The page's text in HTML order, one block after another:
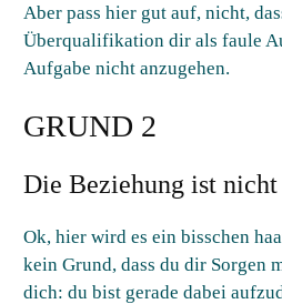
Aber pass hier gut auf, nicht,
Überqualifikation dir als faule
Aufgabe nicht anzugehen.
GRUND 2
Die Beziehung ist
Ok, hier wird es ein bisschen
kein Grund, dass du dir Sorgen
dich: du bist gerade dabei